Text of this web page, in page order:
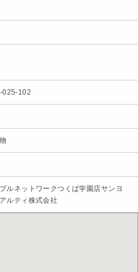
025-102
ルネットワークつくば学園店サンヨ
ルティ株式会社